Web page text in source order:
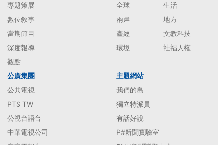
專題策展
數位敘事
當期節目
深度報導
觀點
全球
生活
兩岸
地方
產經
文教科技
環境
社福人權
公廣集團
公共電視
PTS TW
公視台語台
中華電視公司
主題網站
我們的島
獨立特派員
有話好說
P#新聞實驗室